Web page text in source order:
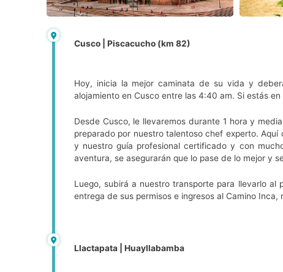
Cusco | Piscacucho (km 82)
Hoy, inicia la mejor caminata de su vida y
alojamiento en Cusco entre las 4:40 am. Si estás
Desde Cusco, le llevaremos durante 1 hora y
preparado por nuestro talentoso chef experto.
y nuestro guía profesional certificado y con
aventura, se asegurarán que lo pase de lo mejor y
Luego, subirá a nuestro transporte para llevarlo
entrega de sus permisos e ingresos al Camino
Llactapata | Huayllabamba